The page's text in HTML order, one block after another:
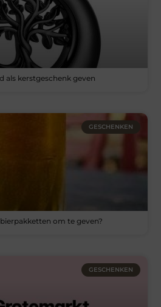
als kerstgeschenk geven
GESCHENKEN
om te geven?
GESCHENKEN